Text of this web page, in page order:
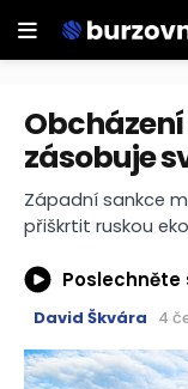
zásobuje
Západní sankce
přiškrtit ruskou
Poslechněte
David Škvára 4